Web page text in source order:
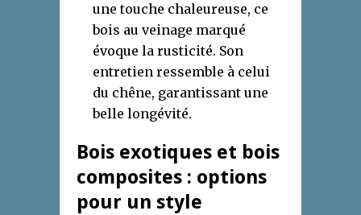
une touche chaleureuse, ce
bois au veinage marqué
évoque la rusticité. Son
entretien ressemble à celui
du chêne, garantissant une
belle longévité.
Bois exotiques et bois
composites : options
pour un style